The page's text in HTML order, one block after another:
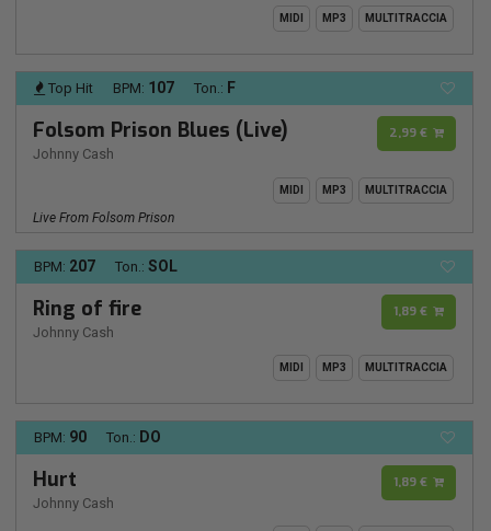
MIDI MP3 MULTITRACCIA
Top Hit BPM: 107 Ton.: F
Folsom Prison Blues (Live)
Johnny Cash
2,99 €
MIDI MP3 MULTITRACCIA
Live From Folsom Prison
BPM: 207 Ton.: SOL
Ring of fire
Johnny Cash
1,89 €
MIDI MP3 MULTITRACCIA
BPM: 90 Ton.: DO
Hurt
Johnny Cash
1,89 €